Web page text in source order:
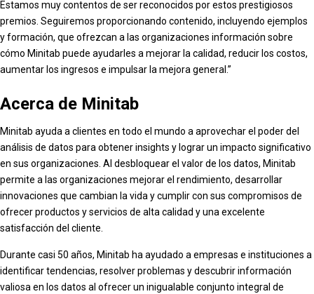
Estamos muy contentos de ser reconocidos por estos prestigiosos
premios. Seguiremos proporcionando contenido, incluyendo ejemplos
y formación, que ofrezcan a las organizaciones información sobre
cómo Minitab puede ayudarles a mejorar la calidad, reducir los costos,
aumentar los ingresos e impulsar la mejora general.”
Acerca de Minitab
Minitab ayuda a clientes en todo el mundo a aprovechar el poder del
análisis de datos para obtener insights y lograr un impacto significativo
en sus organizaciones. Al desbloquear el valor de los datos, Minitab
permite a las organizaciones mejorar el rendimiento, desarrollar
innovaciones que cambian la vida y cumplir con sus compromisos de
ofrecer productos y servicios de alta calidad y una excelente
satisfacción del cliente.
Durante casi 50 años, Minitab ha ayudado a empresas e instituciones a
identificar tendencias, resolver problemas y descubrir información
valiosa en los datos al ofrecer un inigualable conjunto integral de